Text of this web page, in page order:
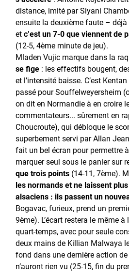
distance, imité par Siyani
ensuite la deuxième faute –
etc’est un 7-0 que viennent de
(12-5, 4ème minute de jeu).
Mladen Vujic marque dans la
se fige : les effectifs bougent,
et l’intensité baisse. C’est
passé pour Souffelweyersheim
on dit en Normandie à en croire
commentateurs... sûrement en
Choucroute), qui débloque le
superbement servi par Allan
fait un bel écran pour permettre
marquer seul sous le panier sur
que trois points (14-11, 7ème).
les normands et ne laissent
alsaciens : ils passent un
Bogavac, furieux, prend un
9ème). L’écart restera le même à
quart-temps, avec pour seule
deux mains de Killian Malwaya
fond dans une dernière action
n’auront rien vu (25-15, fin du